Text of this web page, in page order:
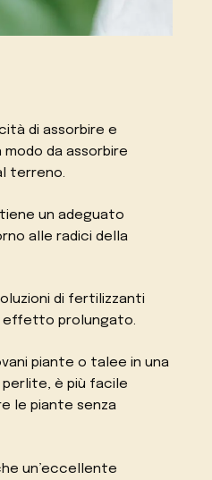
di assorbire e
da assorbire
terreno.
un adeguato
alle radici della
di fertilizzanti
effetto prolungato.
piante o talee in una
è più facile
le piante senza
un’eccellente